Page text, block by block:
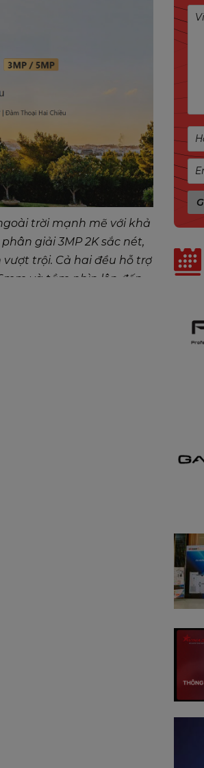
ngoài trời mạnh mẽ với khả
giải 3MP 2K sắc nét,
vượt trội. Cả hai đều hỗ trợ
và tầm nhìn lên đến
và khả năng phát hiện